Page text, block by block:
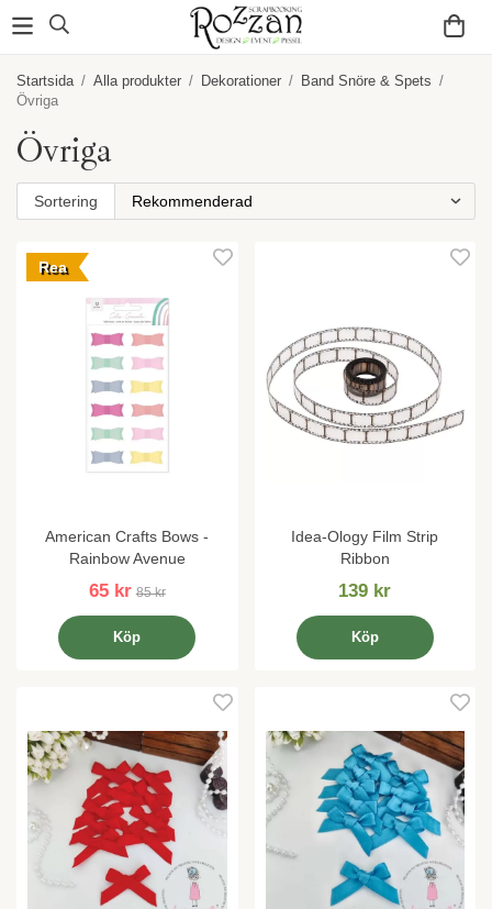
Startsida / Alla produkter / Dekorationer / Band Snöre & Spets /
Övriga
Övriga
Sortering
Rea
American Crafts Bows -
Rainbow Avenue
65 kr 85 kr
Köp
Idea-Ology Film Strip
Ribbon
139 kr
Köp